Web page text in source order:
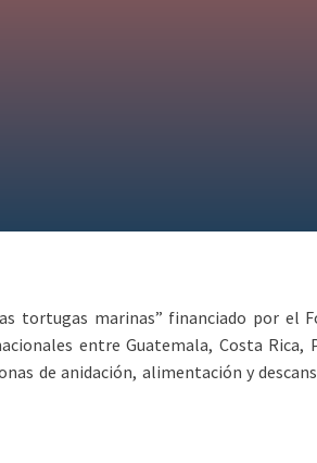
tortugas marinas” financiado por el
entre Guatemala, Costa Rica,
de anidación, alimentación y